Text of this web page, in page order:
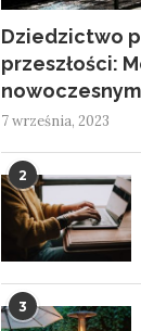
Dziedzictwo
przeszłości:
7 września, 2023
2
3